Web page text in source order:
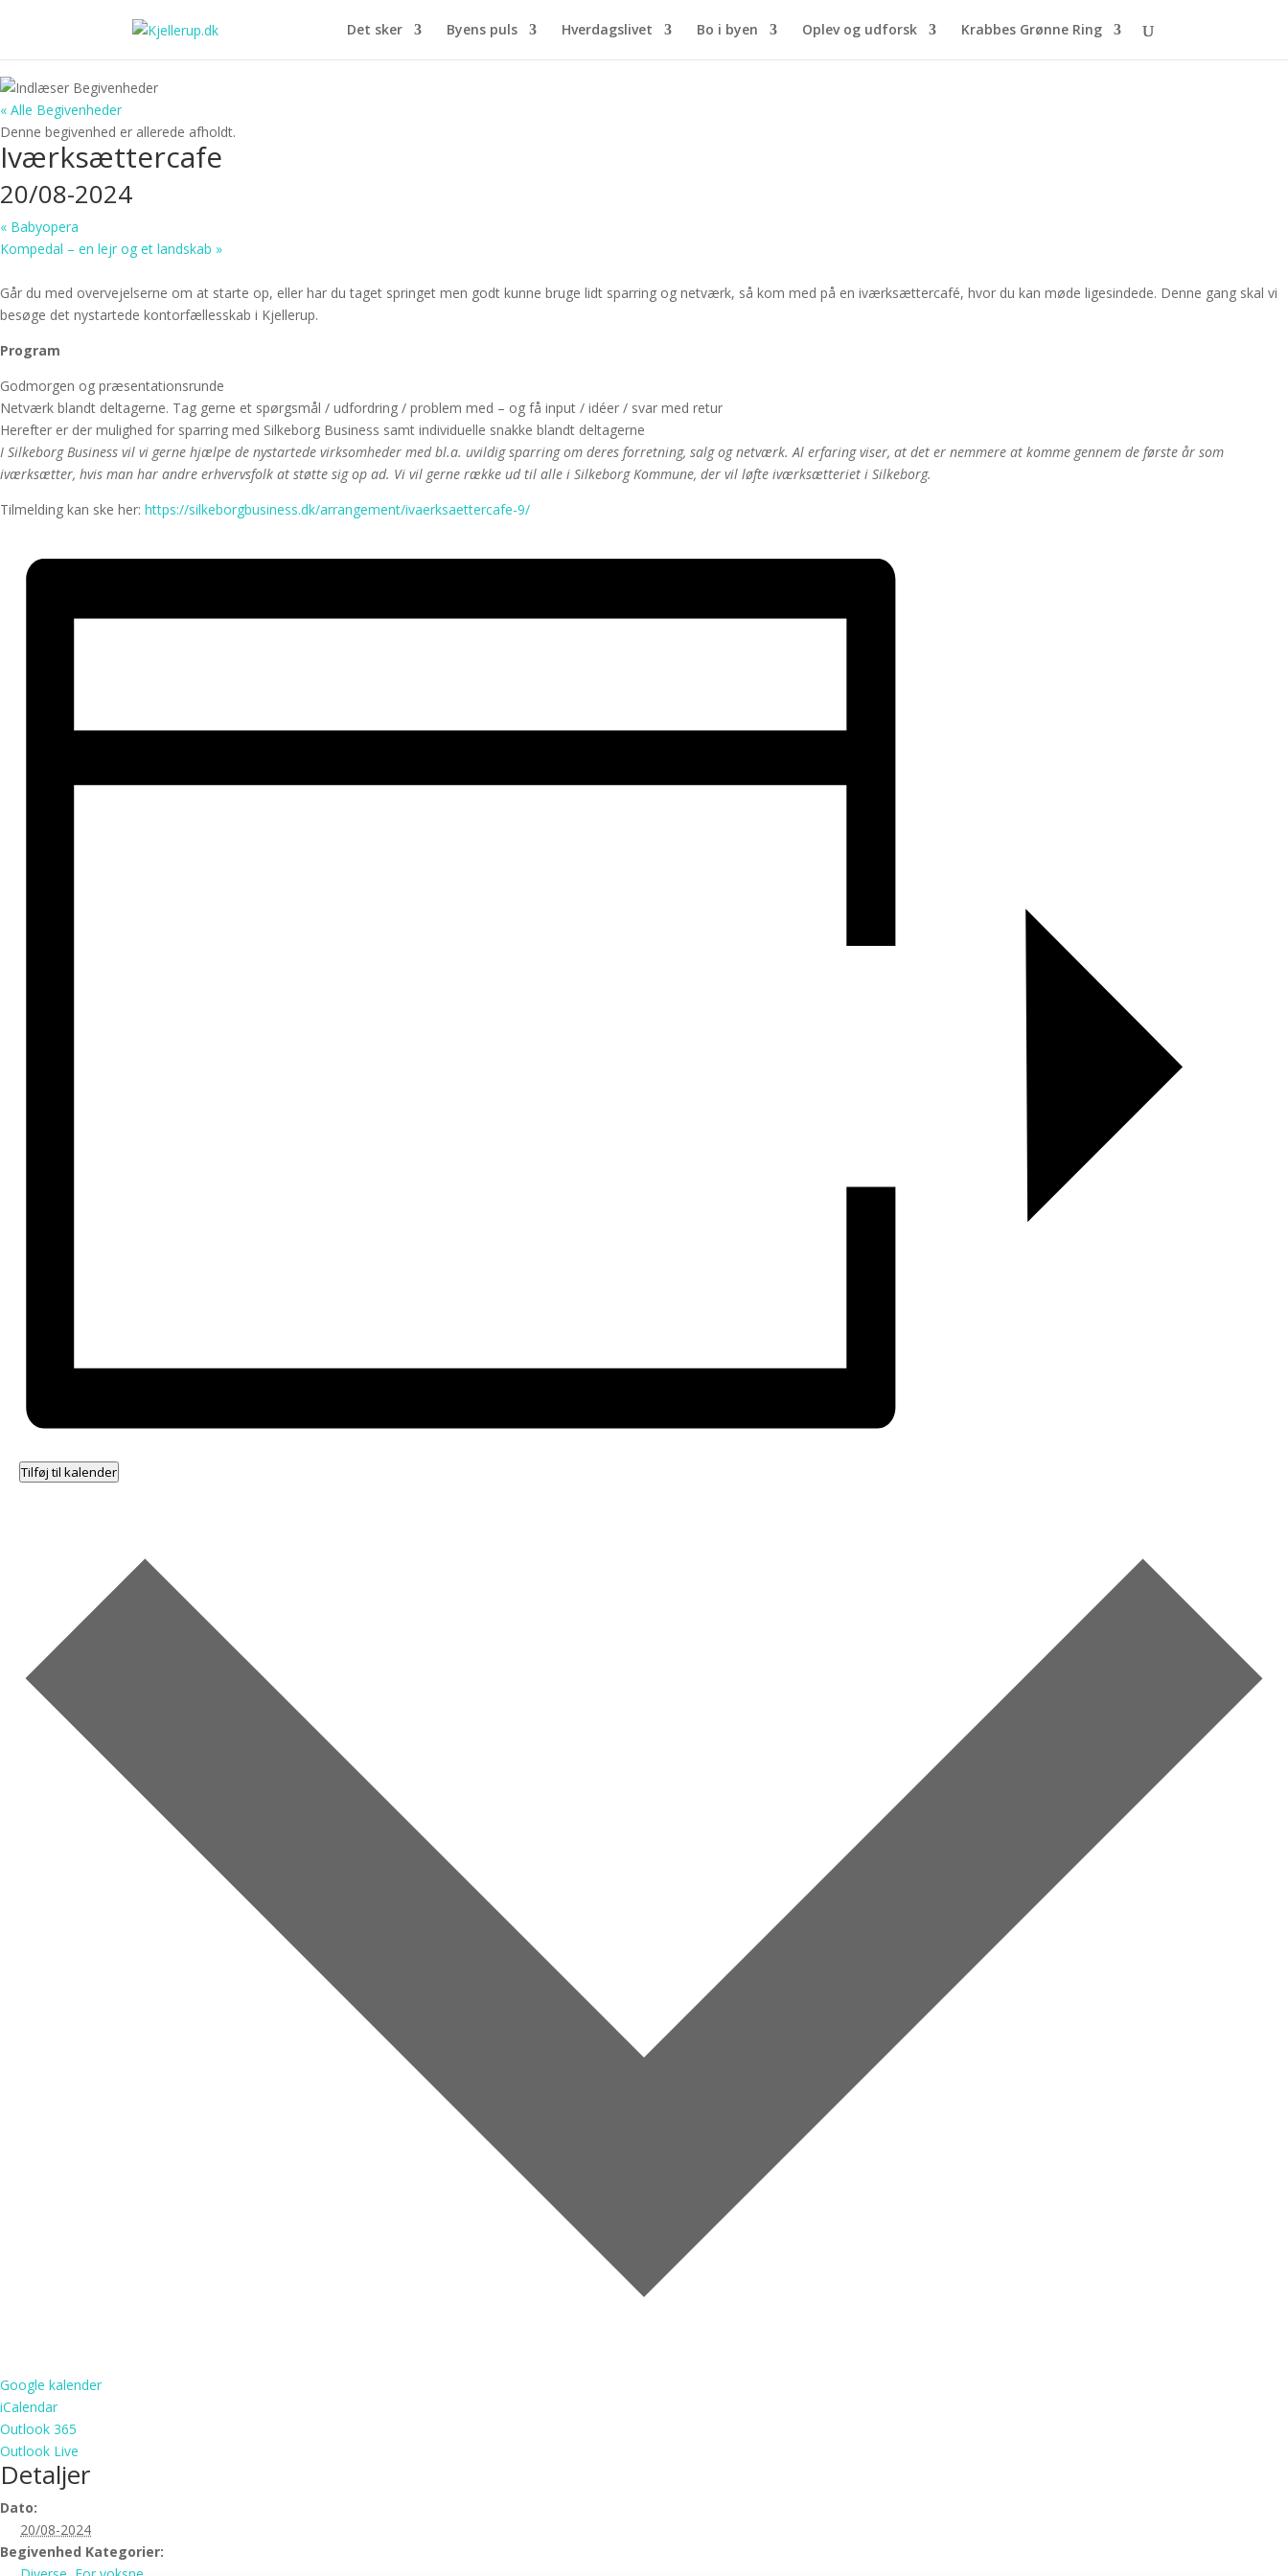
Det sker Byens puls Hverdagslivet Bo i byen Oplev og udforsk Krabbes Grønne Ring
« Alle Begivenheder
Denne begivenhed er allerede afholdt.
Iværksættercafe
20/08-2024
« Babyopera
Kompedal – en lejr og et landskab »
Går du med overvejelserne om at starte op, eller har du taget springet men godt kunne bruge lidt sparring og netværk, så kom med på en iværksættercafé, hvor du kan møde ligesindede. Denne gang skal vi
besøge det nystartede kontorfællesskab i Kjellerup.
Program
Godmorgen og præsentationsrunde
Netværk blandt deltagerne. Tag gerne et spørgsmål / udfordring / problem med – og få input / idéer / svar med retur
Herefter er der mulighed for sparring med Silkeborg Business samt individuelle snakke blandt deltagerne
I Silkeborg Business vil vi gerne hjælpe de nystartede virksomheder med bl.a. uvildig sparring om deres forretning, salg og netværk. Al erfaring viser, at det er nemmere at komme gennem de første år som
iværksætter, hvis man har andre erhvervsfolk at støtte sig op ad. Vi vil gerne række ud til alle i Silkeborg Kommune, der vil løfte iværksætteriet i Silkeborg.
Tilmelding kan ske her: https://silkeborgbusiness.dk/arrangement/ivaerksaettercafe-9/
Tilføj til kalender
Google kalender
iCalendar
Outlook 365
Outlook Live
Detaljer
Dato:
20/08-2024
Begivenhed Kategorier: